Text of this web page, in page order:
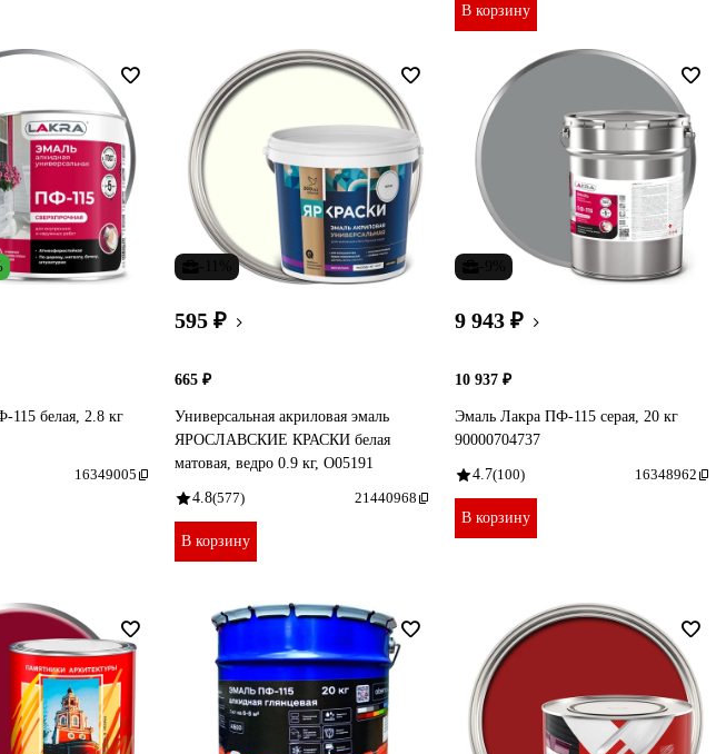
В корзину
115 белая, 2.8 кг
16349005
595 ₽
665 ₽
Универсальная акриловая эмаль
ЯРОСЛАВСКИЕ КРАСКИ белая
матовая, ведро 0.9 кг, О05191
4.8(577) 21440968
В корзину
9 943 ₽
10 937 ₽
Эмаль Лакра ПФ-115 серая, 20 кг
90000704737
4.7(100) 16348962
В корзину